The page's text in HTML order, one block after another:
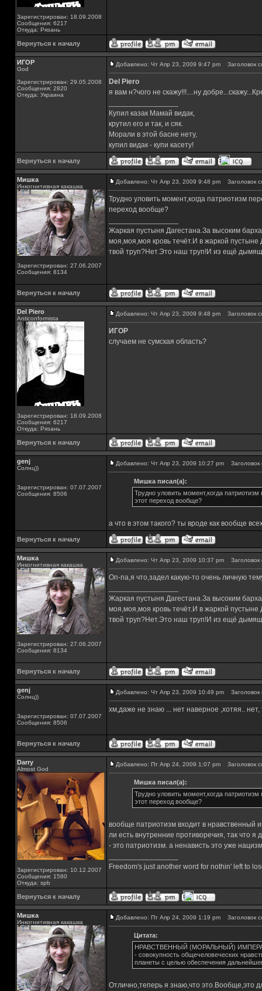
Зарегистрирован: 18.09.2008
Сообщения: 6217
Откуда: Рязань
Вернуться к началу
ИГОР
God
Зарегистрирован: 29.05.2008
Сообщения: 2820
Откуда: Украина
Добавлено: Чт Апр 23, 2009 9:47 pm Заголовок
Del Piero
я вам н?чого не скажу!!!....ну
Купил казак Мамай видак,
крутил его и так, и сяк.
Морали в этой басне нету,
купил видак - купи касету!
Вернуться к началу
Мишка
Инкогнитивная какашка
Зарегистрирован: 27.06.2007
Сообщения: 8134
Добавлено: Чт Апр 23, 2009 9:48 pm Заголовок
Трудно уловить момент,когда патриотизм
переход вообще?
Жаркая пустыня Дагестана.За высоким
моя,моя,моя кровь течёт.И в жаркой
твой труп?Нет.Это наш труп!И из ещё
Вернуться к началу
Del Piero
Аnticonformista
Зарегистрирован: 18.09.2008
Сообщения: 6217
Откуда: Рязань
Добавлено: Чт Апр 23, 2009 9:48 pm Заголовок
ИГОР
случаем не сумская область?
Вернуться к началу
genj
Солнц))
Зарегистрирован: 07.07.2007
Сообщения: 8506
Добавлено: Чт Апр 23, 2009 10:27 pm Заголовок
Мишка писал(а):
Трудно уловить момент,когда
этот переход вообще?
а что в этом такого? ты вроде как вообще
Вернуться к началу
Мишка
Инкогнитивная какашка
Зарегистрирован: 27.06.2007
Сообщения: 8134
Добавлено: Чт Апр 23, 2009 10:37 pm Заголовок
Оп-па,я что,задел какую-то очень личную
Жаркая пустыня Дагестана.За высоким
моя,моя,моя кровь течёт.И в жаркой
твой труп?Нет.Это наш труп!И из ещё
Вернуться к началу
genj
Солнц))
Зарегистрирован: 07.07.2007
Сообщения: 8506
Добавлено: Чт Апр 23, 2009 10:49 pm Заголовок
хм,даже не знаю ... нет наверное ,хотяя.. нет,
Вернуться к началу
Darry
Almost God
Зарегистрирован: 10.12.2007
Сообщения: 1580
Откуда: spb
Добавлено: Пт Апр 24, 2009 1:07 pm Заголовок
Мишка писал(а):
Трудно уловить момент,когда
этот переход вообще?
вообще патриотизм входит в нравственный
ли есть внутренние противоречия, так что
- это патриотизм. а ненависть это уже
Freedom's just another word for nothin' left to
Вернуться к началу
Мишка
Инкогнитивная какашка
Добавлено: Пт Апр 24, 2009 1:19 pm Заголовок
Цитата:
НРАВСТВЕННЫЙ (МОРАЛЬНЫЙ)
- совокупность общечеловеческих
планеты с целью обеспечения
Отлично,теперь я знаю,что это.Вообще,это